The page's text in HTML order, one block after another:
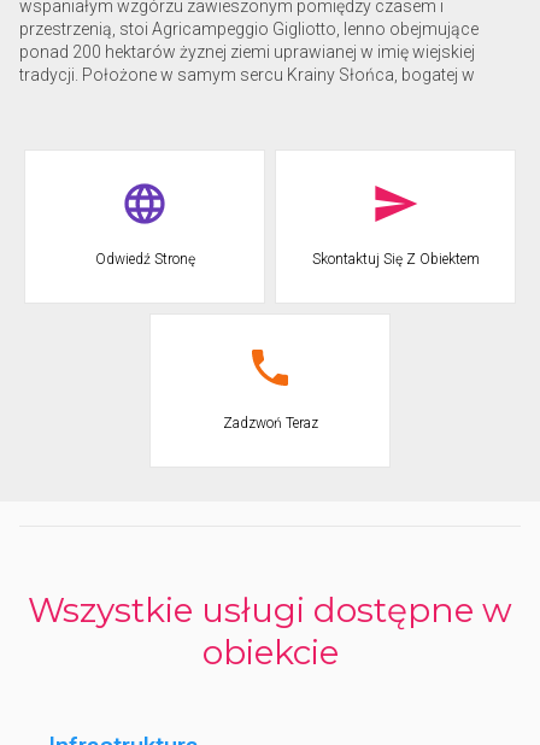
wspaniałym wzgórzu zawieszonym pomiędzy czasem i
przestrzenią, stoi Agricampeggio Gigliotto, lenno obejmujące
ponad 200 hektarów żyznej ziemi uprawianej w imię wiejskiej
tradycji. Położone w samym sercu Krainy Słońca, bogatej w
turystycznych, takie jak Piazza Armerina (9 km) z Villa Imperiale del
Casale, Caltagirone (16 km), piękne ze względu na historyczne
greckie miasto z agorą i wspaniały teatr.
Odwiedź Stronę Skontaktuj Się Z Obiektem
Zadzwoń Teraz
Wszystkie usługi dostępne w
obiekcie